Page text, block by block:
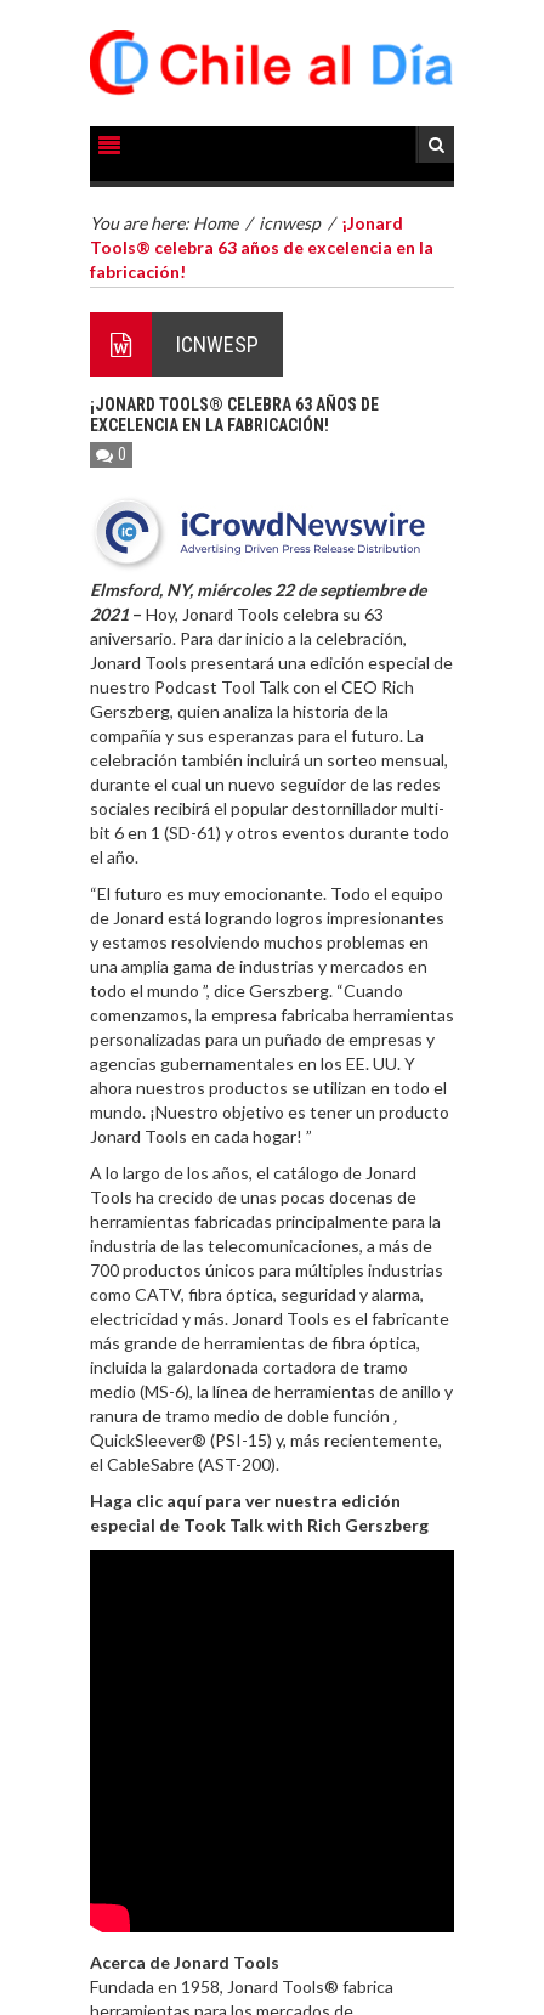
You are here: Home / icnwesp / ¡Jonard
Tools® celebra 63 años de excelencia en la
fabricación!
ICNWESP
¡JONARD TOOLS® CELEBRA 63 AÑOS DE
EXCELENCIA EN LA FABRICACIÓN!
0
Elmsford, NY, miércoles 22 de septiembre de
2021 – Hoy, Jonard Tools celebra su 63
aniversario. Para dar inicio a la celebración,
Jonard Tools presentará una edición especial de
nuestro Podcast Tool Talk con el CEO Rich
Gerszberg, quien analiza la historia de la
compañía y sus esperanzas para el futuro. La
celebración también incluirá un sorteo mensual,
durante el cual un nuevo seguidor de las redes
sociales recibirá el popular destornillador multi-
bit 6 en 1 (SD-61) y otros eventos durante todo
el año.
“El futuro es muy emocionante. Todo el equipo
de Jonard está logrando logros impresionantes
y estamos resolviendo muchos problemas en
una amplia gama de industrias y mercados en
todo el mundo ”, dice Gerszberg. “Cuando
comenzamos, la empresa fabricaba herramientas
personalizadas para un puñado de empresas y
agencias gubernamentales en los EE. UU. Y
ahora nuestros productos se utilizan en todo el
mundo. ¡Nuestro objetivo es tener un producto
Jonard Tools en cada hogar! ”
A lo largo de los años, el catálogo de Jonard
Tools ha crecido de unas pocas docenas de
herramientas fabricadas principalmente para la
industria de las telecomunicaciones, a más de
700 productos únicos para múltiples industrias
como CATV, fibra óptica, seguridad y alarma,
electricidad y más. Jonard Tools es el fabricante
más grande de herramientas de fibra óptica,
incluida la galardonada cortadora de tramo
medio (MS-6), la línea de herramientas de anillo y
ranura de tramo medio de doble función ,
QuickSleever® (PSI-15) y, más recientemente,
el CableSabre (AST-200).
Haga clic aquí para ver nuestra edición
especial de Took Talk with Rich Gerszberg
Acerca de Jonard Tools
Fundada en 1958, Jonard Tools® fabrica